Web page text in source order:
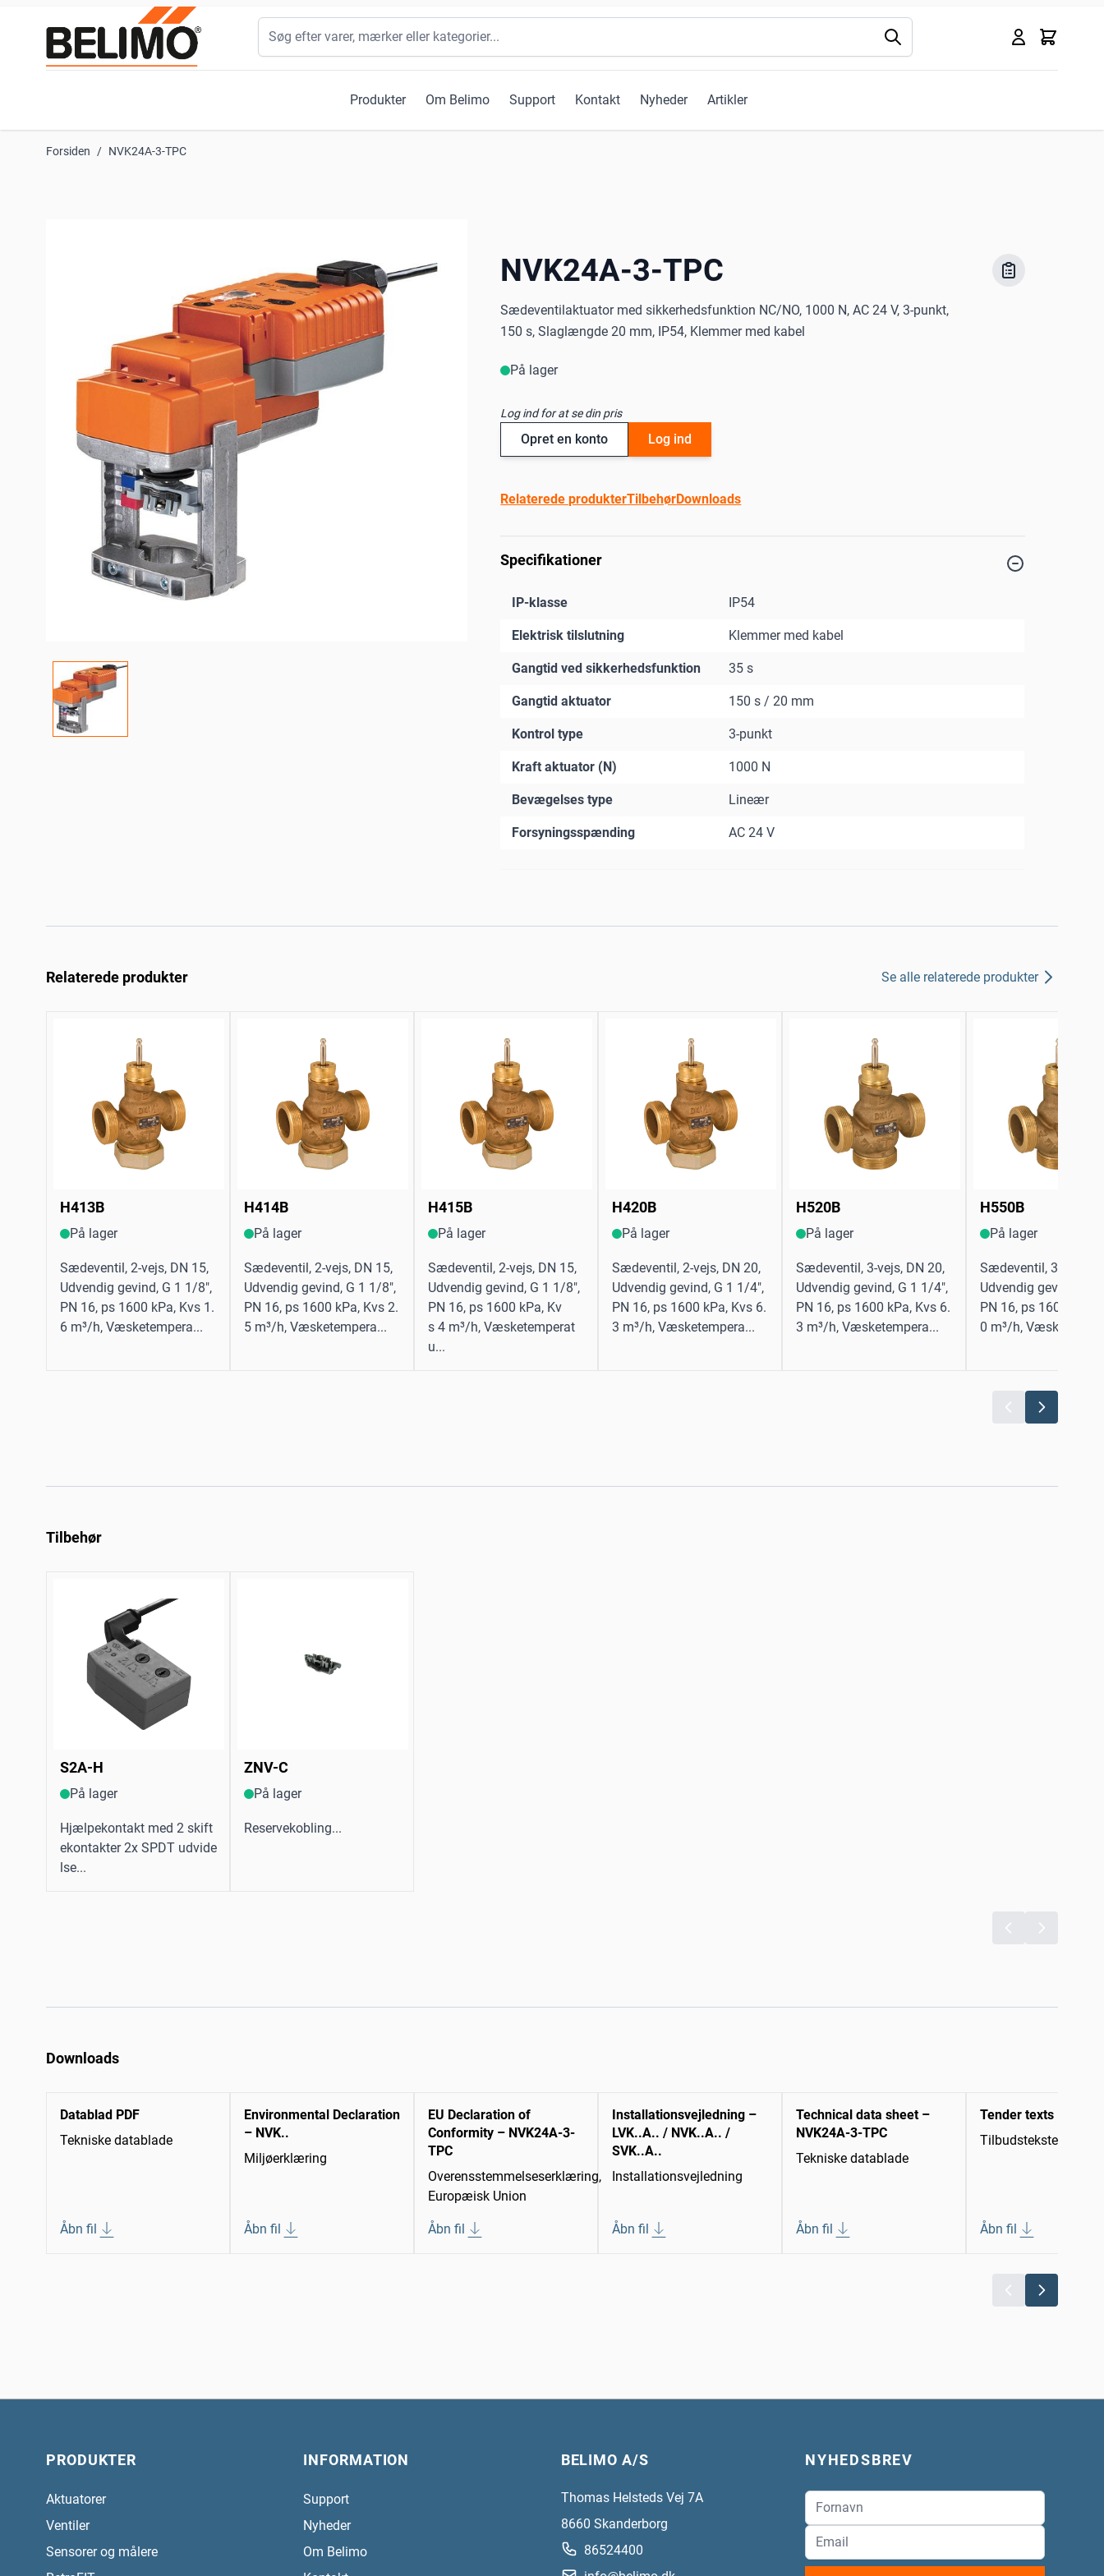
Produkter Om Belimo Support Kontakt Nyheder Artikler
Kurv
Søg
Forsiden / NVK24A-3-TPC
NVK24A-3-TPC
Sædeventilaktuator med sikkerhedsfunktion NC/NO, 1000 N, AC 24 V, 3-punkt,
150 s, Slaglængde 20 mm, IP54, Klemmer med kabel
På lager
Log ind for at se din pris
Opret en konto Log ind
Relaterede produkterTilbehørDownloads
Specifikationer
IP-klasse IP54
Elektrisk tilslutning Klemmer med kabel
Gangtid ved sikkerhedsfunktion 35 s
Gangtid aktuator 150 s / 20 mm
Kontrol type 3-punkt
Kraft aktuator (N) 1000 N
Bevægelses type Lineær
Forsyningsspænding AC 24 V
Relaterede produkter Se alle relaterede produkter
H413B
På lager
Sædeventil, 2-vejs, DN 15,
Udvendig gevind, G 1 1/8",
PN 16, ps 1600 kPa, Kvs 1.
6 m³/h, Væsketempera...
H414B
På lager
Sædeventil, 2-vejs, DN 15,
Udvendig gevind, G 1 1/8",
PN 16, ps 1600 kPa, Kvs 2.
5 m³/h, Væsketempera...
H415B
På lager
Sædeventil, 2-vejs, DN 15,
Udvendig gevind, G 1 1/8",
PN 16, ps 1600 kPa, Kv
s 4 m³/h, Væsketemperat
u...
H420B
På lager
Sædeventil, 2-vejs, DN 20,
Udvendig gevind, G 1 1/4",
PN 16, ps 1600 kPa, Kvs 6.
3 m³/h, Væsketempera...
H520B
På lager
Sædeventil, 3-vejs, DN 20,
Udvendig gevind, G 1 1/4",
PN 16, ps 1600 kPa, Kvs 6.
3 m³/h, Væsketempera...
H550B
På lager
Sædeventil, 3-vejs,
Udvendig gevind, G
PN 16, ps 1600 kPa,
0 m³/h,
Tilbehør
S2A-H
På lager
Hjælpekontakt med 2 skift
ekontakter 2x SPDT udvide
lse...
ZNV-C
På lager
Reservekobling...
Downloads
Datablad PDF
Tekniske datablade
Åbn fil
Environmental Declaration
– NVK..
Miljøerklæring
Åbn fil
EU Declaration of
Conformity – NVK24A-3-
TPC
Overensstemmelseserklæring,
Europæisk Union
Åbn fil
Installationsvejledning –
LVK..A.. / NVK..A.. /
SVK..A..
Installationsvejledning
Åbn fil
Technical data sheet –
NVK24A-3-TPC
Tekniske datablade
Åbn fil
Tender texts
Tilbudstekster
Åbn fil
PRODUKTER
Aktuatorer
Ventiler
Sensorer og målere
INFORMATION
Support
Nyheder
Om Belimo
BELIMO A/S
Thomas Helsteds Vej 7A
8660 Skanderborg
86524400
NYHEDSBREV